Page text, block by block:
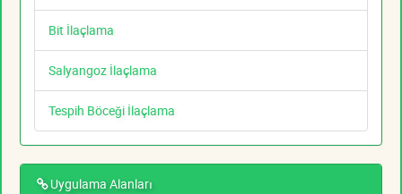
Bit İlaçlama
Salyangoz İlaçlama
Tespih Böceği İlaçlama
Uygulama Alanları